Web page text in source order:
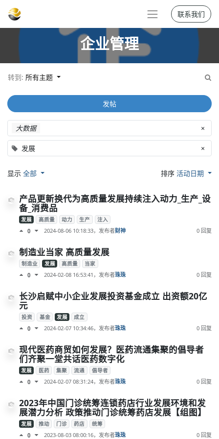
联系我们
企业管理
转到: 所有主题
大数据 ×
发展 ×
发帖
显示 全部 排序活动日期
产品更新换代为高质量发展持续注入动力_生产_设
备_消费品
发展 高质量 动力 生产 注入
0 2024-08-06 10:18:33，发布者财神 0 回复
制造业当家 高质量发展
制造业 发展 高质量 当家
0 2024-02-08 16:53:41 ，发布者珠珠 0 回复
长沙启赋中小企业发展投资基金成立 出资额20亿
元
投资 基金 发展 成立
0 2024-02-07 10:34:46，发布者珠珠 0 回复
现代医药商贸如何发展？医药流通集聚的倡导者
们齐聚一堂共话医药数字化
发展 医药 集聚 流通 倡导者
0 2024-02-07 08:31:24，发布者珠珠 0 回复
2023年中国门诊统筹连锁药店行业发展环境和发
展潜力分析 政策推动门诊统筹药店发展【组图】
发展 推动 门诊 药店 统筹
0 2023-08-03 08:00:16，发布者珠珠 0 回复